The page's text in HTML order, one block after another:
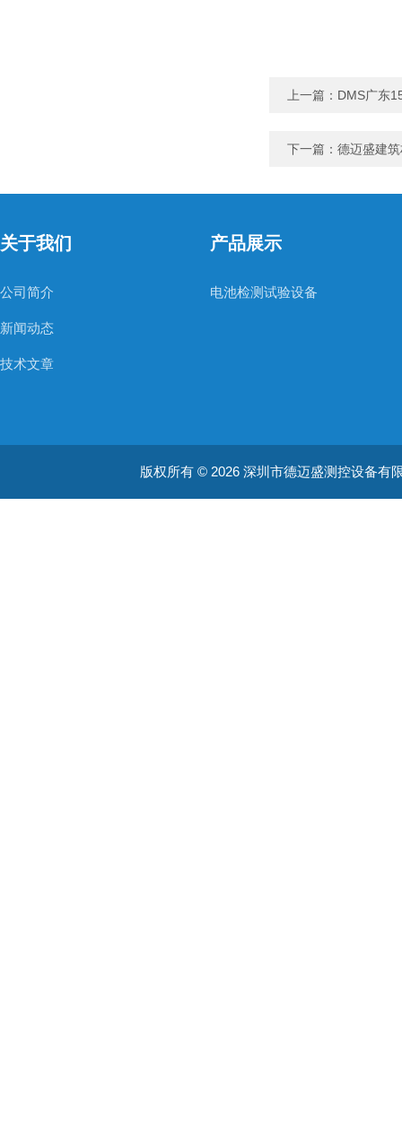
上一篇： DMS广东
下一篇： 德迈盛建
关于我们
公司简介
新闻动态
技术文章
产品展示
电池检测试验设备
版权所有 © 2026 深圳市德迈盛测控设备